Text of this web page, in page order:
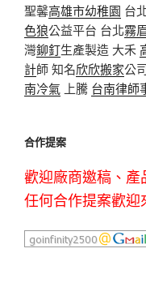
聖馨高雄市幼稚園 台
色狼公益平台 台北霧
灣鉚釘生產製造 大禾
計師 知名欣欣搬家公
南冷氣 上騰 台南律師
合作提案
歡迎廠商邀稿、
任何合作提案歡迎